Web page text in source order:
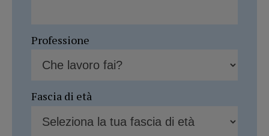
Professione
Fascia di età